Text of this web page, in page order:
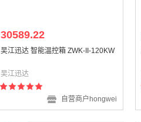
30589.22
吴江迅达 智能温控箱 ZWK-II-120KW
吴江迅达
自营商户hongwei